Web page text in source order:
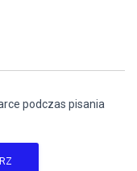
podczas pisania